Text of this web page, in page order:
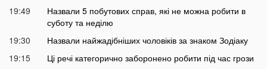
19:49
Назвали 5 побутових справ, які не можна робити в
суботу та неділю
19:30
Назвали найжадібніших чоловіків за знаком Зодіаку
19:15
Ці речі категорично заборонено робити під час грози